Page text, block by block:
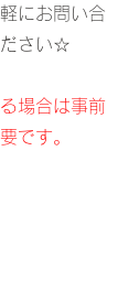
にお問い合
ださい☆
場合は事前
です。